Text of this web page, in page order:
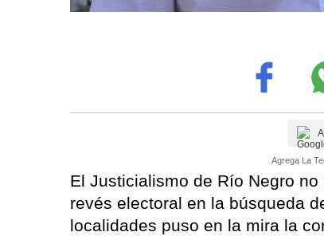
Agrega La
El Justicialismo de Río Negro
revés electoral en la búsqueda
localidades puso en la mira la